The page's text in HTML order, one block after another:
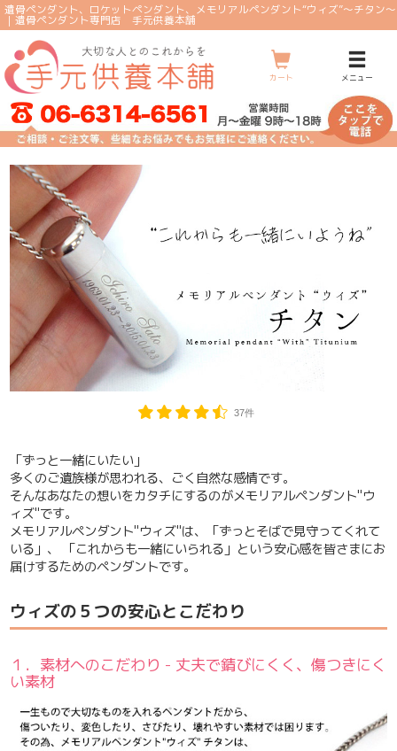
遺骨ペンダント、ロケットペンダント、メモリアルペンダント“ウィズ”～チタン～
｜遺骨ペンダント専門店 手元供養本舗
カート
メ
ニ
ュ
ー メニュー
37件
「ずっと一緒にいたい」
多くのご遺族様が思われる、ごく自然な感情です。
そんなあなたの想いをカタチにするのがメモリアルペンダント"ウ
ィズ"です。
メモリアルペンダント"ウィズ"は、「ずっとそばで見守ってくれて
いる」、 「これからも一緒にいられる」という安心感を皆さまにお
届けするためのペンダントです。
ウィズの５つの安心とこだわり
１．素材へのこだわり - 丈夫で錆びにくく、傷つきにく
い素材